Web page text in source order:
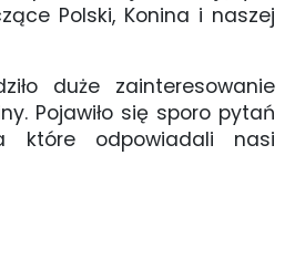
Polski, Konina i naszej
duże zainteresowanie
Pojawiło się sporo pytań
które odpowiadali nasi